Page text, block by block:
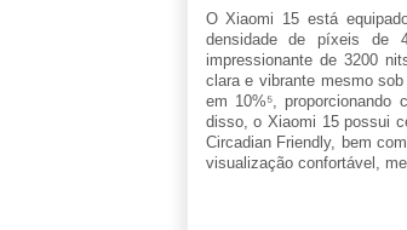
O Xiaomi 15 está
densidade de píxeis de
impressionante de 3200
clara e vibrante mesmo
em 10%⁵,
disso, o Xiaomi 15 possui
Circadian Friendly, bem
visualização confortável,